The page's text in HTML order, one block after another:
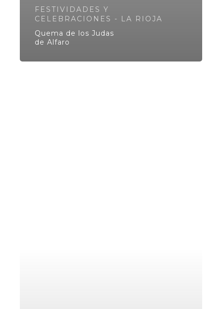
FESTIVIDADES Y
CELEBRACIONES - LA RIOJA
Quema de los Judas
de Alfaro